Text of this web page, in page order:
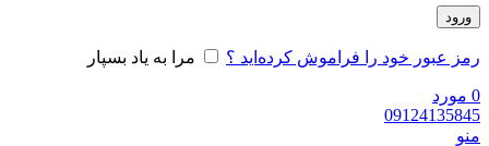
ورود
رمز عبور خود را فراموش کرده‌اید ؟ مرا به یاد بسپار
0 مورد
09124135845
منو